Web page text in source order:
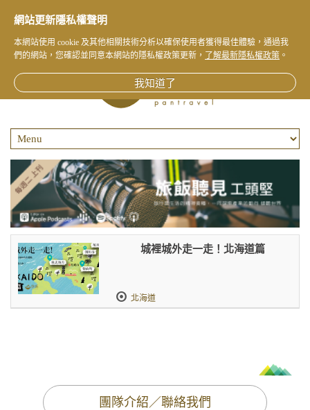
城裡城外走一走！北海道篇
北海道
團隊介紹／聯絡我們
網站更新隱私權聲明
本網站使用 cookie 及其他相關技術分析以確保使用者獲得最佳體驗，通過我
們的網站，您確認並同意本網站的隱私權政策更新，
了解最新隱私權政策 。
我知道了